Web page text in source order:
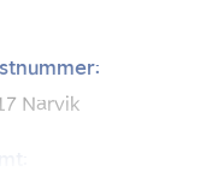
Narvik